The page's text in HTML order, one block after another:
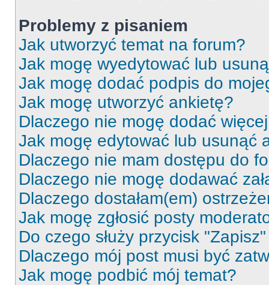
Problemy z pisaniem
Jak utworzyć temat na forum?
Jak mogę wyedytować lub
Jak mogę dodać podpis do
Jak mogę utworzyć ankietę?
Dlaczego nie mogę dodać
Jak mogę edytować lub usunąć
Dlaczego nie mam dostępu do
Dlaczego nie mogę dodawać
Dlaczego dostałam(em)
Jak mogę zgłosić posty
Do czego służy przycisk
Dlaczego mój post musi być
Jak mogę podbić mój temat?